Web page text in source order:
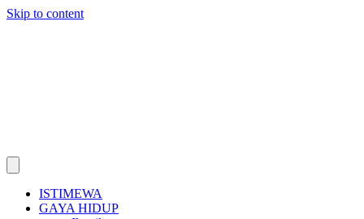
Skip to content
ISTIMEWA
GAYA HIDUP